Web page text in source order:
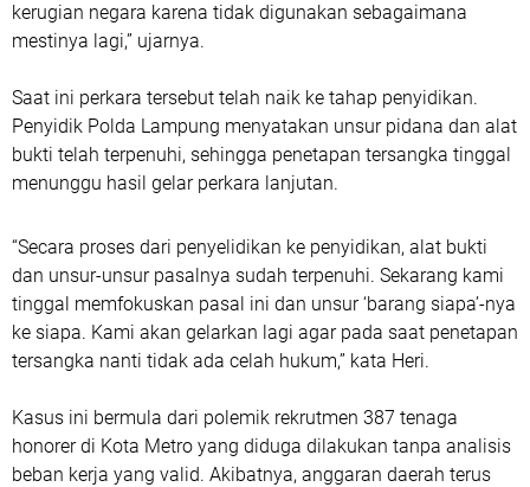
kerugian negara karena tidak digunakan sebagaimana
mestinya lagi,” ujarnya.
Saat ini perkara tersebut telah naik ke tahap penyidikan.
Penyidik Polda Lampung menyatakan unsur pidana dan alat
bukti telah terpenuhi, sehingga penetapan tersangka tinggal
menunggu hasil gelar perkara lanjutan.
“Secara proses dari penyelidikan ke penyidikan, alat bukti
dan unsur-unsur pasalnya sudah terpenuhi. Sekarang kami
tinggal memfokuskan pasal ini dan unsur ‘barang siapa’-nya
ke siapa. Kami akan gelarkan lagi agar pada saat penetapan
tersangka nanti tidak ada celah hukum,” kata Heri.
Kasus ini bermula dari polemik rekrutmen 387 tenaga
honorer di Kota Metro yang diduga dilakukan tanpa analisis
beban kerja yang valid. Akibatnya, anggaran daerah terus